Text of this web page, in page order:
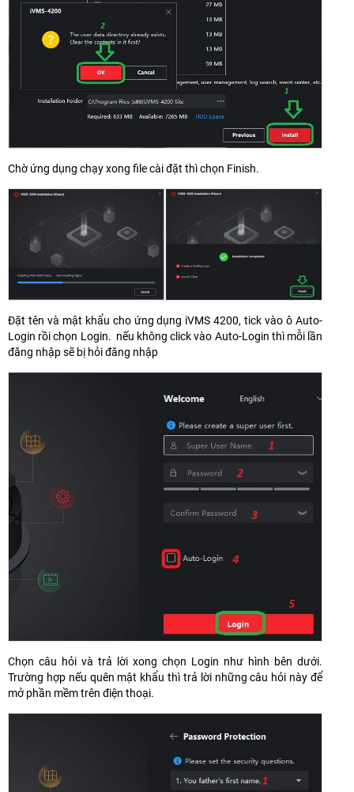
Chờ ứng dụng chạy xong file cài đặt thì chọn Finish.
Đặt tên và mật khẩu cho ứng dụng iVMS 4200, tick vào ô Auto-
Login rồi chọn Login. nếu không click vào Auto-Login thì mỗi lần
đăng nhập sẽ bị hỏi đăng nhập
Chọn câu hỏi và trả lời xong chọn Login như hình bên dưới.
Trường hợp nếu quên mật khẩu thì trả lời những câu hỏi này để
mở phần mềm trên điện thoại.